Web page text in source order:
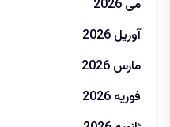
می 2026
آوریل 2026
مارس 2026
فوریه 2026